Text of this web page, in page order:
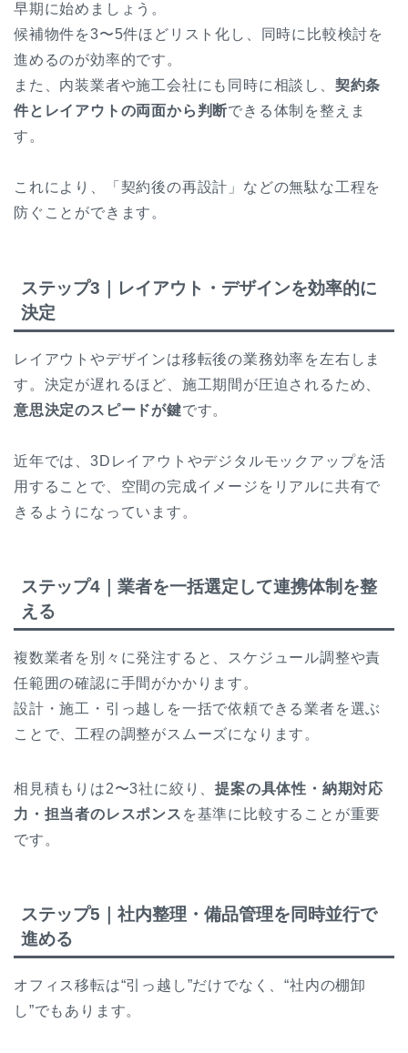
早期に始めましょう。
候補物件を3〜5件ほどリスト化し、同時に比較検討を
進めるのが効率的です。
また、内装業者や施工会社にも同時に相談し、 契約条
件とレイアウトの両面から判断できる体制を整えま
す。
これにより、「契約後の再設計」などの無駄な工程を
防ぐことができます。
ステップ3｜レイアウト・デザインを効率的に
決定
レイアウトやデザインは移転後の業務効率を左右しま
す。 決定が遅れるほど、施工期間が圧迫されるため、
意思決定のスピードが鍵です。
近年では、3Dレイアウトやデジタルモックアップを活
用することで、空間の完成イメージをリアルに共有で
きるようになっています。
ステップ4｜業者を一括選定して連携体制を整
える
複数業者を別々に発注すると、スケジュール調整や責
任範囲の確認に手間がかかります。
設計・施工・引っ越しを一括で依頼できる業者を選ぶ
ことで、工程の調整がスムーズになります。
相見積もりは2〜3社に絞り、提案の具体性・納期対応
力・担当者のレスポンス を基準に比較することが重要
です。
ステップ5｜社内整理・備品管理を同時並行で
進める
オフィス移転は“引っ越し”だけでなく、“社内の棚卸
し”でもあります。